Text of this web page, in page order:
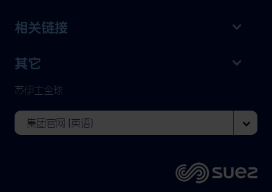
相关链接
其它
苏伊士全球